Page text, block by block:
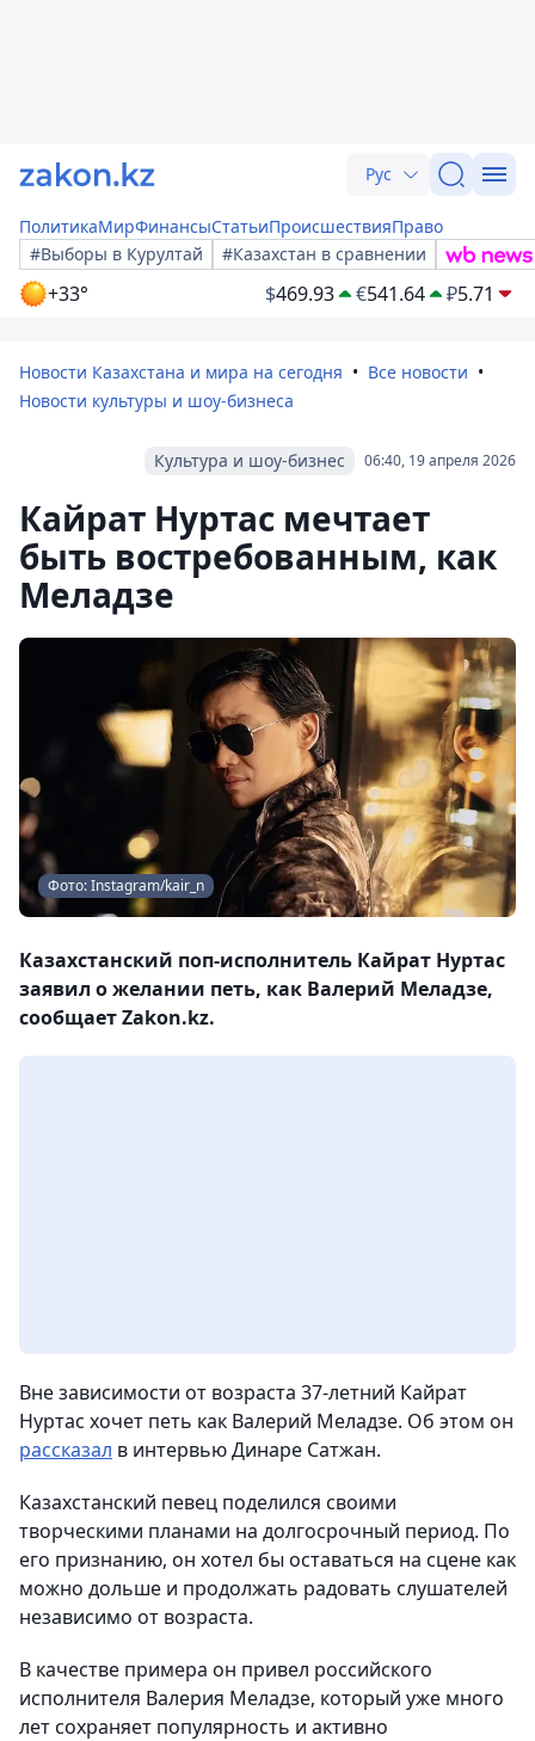
Рус
ПолитикаМирФинансыСтатьиПроисшествияПраво
#Выборы в Курултай
#Казахстан в сравнении
+33° $469.93 €541.64 ₽5.71
Новости Казахстана и мира на сегодня
Все новости
Новости культуры и шоу-бизнеса
06:40, 19 апреля 2026
Культура и шоу-бизнес
Кайрат Нуртас мечтает
быть востребованным, как
Меладзе
Фото: Instagram/kair_n
Казахстанский поп-исполнитель Кайрат Нуртас
заявил о желании петь, как Валерий Меладзе,
сообщает Zakon.kz.
Вне зависимости от возраста 37-летний Кайрат
Нуртас хочет петь как Валерий Меладзе. Об этом он
рассказал в интервью Динаре Сатжан.
Казахстанский певец поделился своими
творческими планами на долгосрочный период. По
его признанию, он хотел бы оставаться на сцене как
можно дольше и продолжать радовать слушателей
независимо от возраста.
В качестве примера он привел российского
исполнителя Валерия Меладзе, который уже много
лет сохраняет популярность и активно